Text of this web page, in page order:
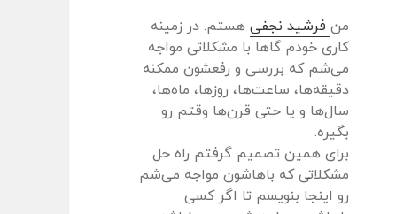
من فرشید نجفی هستم. در زمینه
کاری خودم گاها با مشکلاتی مواجه
می‌شم که بررسی و رفعشون ممکنه
دقیقه‌ها، ساعت‌ها، روزها، ماه‌ها،
سال‌ها و یا حتی قرن‌ها وقتم رو
بگیره.
برای همین تصمیم گرفتم راه حل
مشکلاتی که باهاشون مواجه می‌شم
رو اینجا بنویسم تا اگر کسی